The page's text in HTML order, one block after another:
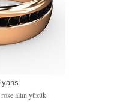
altın yüzük